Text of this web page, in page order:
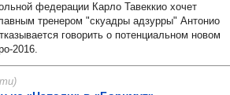
федерации Карло Тавеккио хочет
тренером "скуадры адзурры" Антонио
говорить о потенциальном новом
2016.